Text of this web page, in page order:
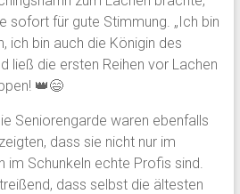
sofort für gute Stimmung. „Ich bin
ich bin auch die Königin des
ließ die ersten Reihen vor Lachen
👑😄
Seniorengarde waren ebenfalls
dass sie nicht nur im
im Schunkeln echte Profis sind.
dass selbst die ältesten